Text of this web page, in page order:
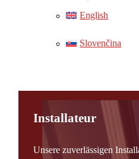
English
Slovenčina
Installateur
Unsere zuverlässigen